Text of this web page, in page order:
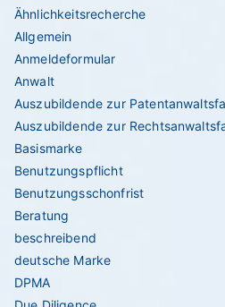
Ähnlichkeitsrecherche
Allgemein
Anmeldeformular
Anwalt
Auszubildende zur
Auszubildende zur
Basismarke
Benutzungspflicht
Benutzungsschonfrist
Beratung
beschreibend
deutsche Marke
DPMA